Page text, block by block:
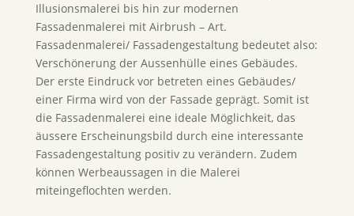
Illusionsmalerei bis hin zur modernen
Fassadenmalerei mit Airbrush – Art.
Fassadenmalerei/ Fassadengestaltung bedeutet also:
Verschönerung der Aussenhülle eines Gebäudes.
Der erste Eindruck vor betreten eines Gebäudes/
einer Firma wird von der Fassade geprägt. Somit ist
die Fassadenmalerei eine ideale Möglichkeit, das
äussere Erscheinungsbild durch eine interessante
Fassadengestaltung positiv zu verändern. Zudem
können Werbeaussagen in die Malerei
miteingeflochten werden.